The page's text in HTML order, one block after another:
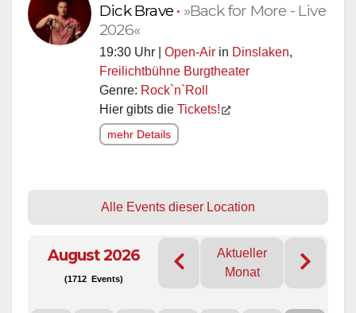
Dick Brave • »Back for More - Live
2026«
19:30 Uhr | Open-Air in Dinslaken,
Freilichtbühne Burgtheater
Genre: Rock`n`Roll
Hier gibts die Tickets!
mehr Details
Alle Events dieser Location
August 2026
(1712 Events)
Aktueller
Monat